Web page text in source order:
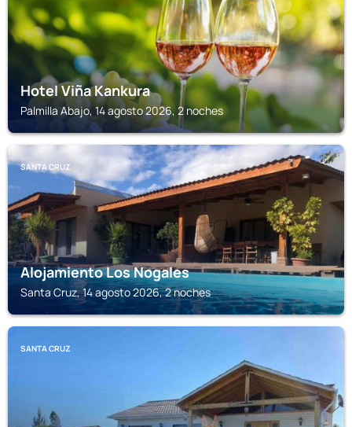
Hotel Viña Kankura
Palmilla Abajo, 14 agosto 2026, 2 noches
SANTA CRUZ
Alojamiento Los Nogales
Santa Cruz, 14 agosto 2026, 2 noches
SANTA CRUZ